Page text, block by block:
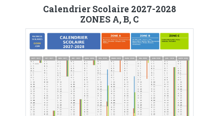
Calendrier Scolaire 2027-2028
ZONES A, B, C